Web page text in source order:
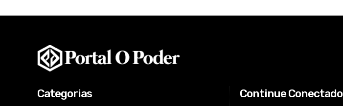
Categorias Continue Conectado